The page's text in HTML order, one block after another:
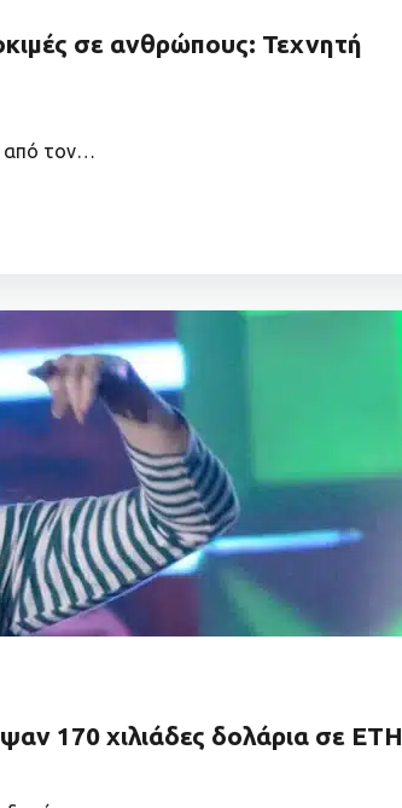
σε ανθρώπους: Τεχνητή
από τον…
170 χιλιάδες δολάρια σε ETH